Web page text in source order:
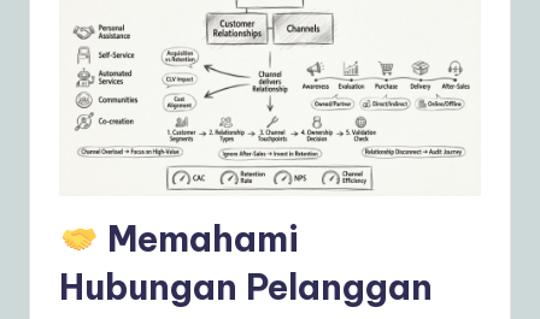
ft
w
Memahami
Hubungan Pelanggan